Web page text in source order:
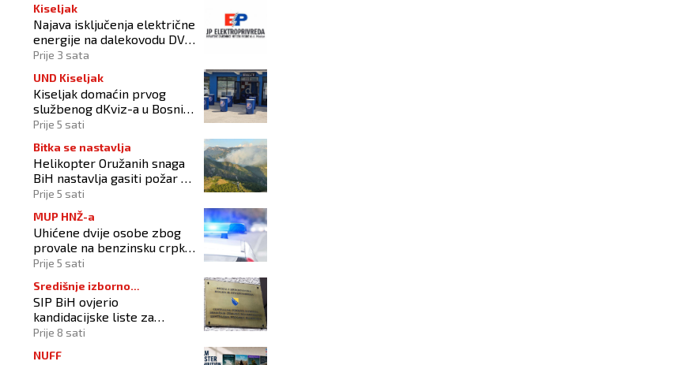
Kiseljak
Najava isključenja električne
energije na dalekovodu DV
10 kV „DALMACIJA“
Prije 3 sata
UND Kiseljak
Kiseljak domaćin prvog
službenog dKviz-a u Bosni i
Hercegovini
Prije 5 sati
Bitka se nastavlja
Helikopter Oružanih snaga
BiH nastavlja gasiti požar na
području Konjica
Prije 5 sati
MUP HNŽ-a
Uhićene dvije osobe zbog
provale na benzinsku crpku
u Konjicu
Prije 5 sati
Središnje izborno
povjerenstvo
SIP BiH ovjerio
kandidacijske liste za
kompenzacijske mandate na
Prije 8 sati
NUFF